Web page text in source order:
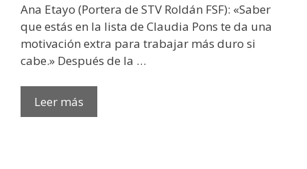
Ana Etayo (Portera de STV Roldán FSF): «Saber
que estás en la lista de Claudia Pons te da una
motivación extra para trabajar más duro si
cabe.» Después de la …
Leer más